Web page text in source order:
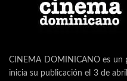
CINEMA DOMINICANO es un
inicia su publicación el 3 de